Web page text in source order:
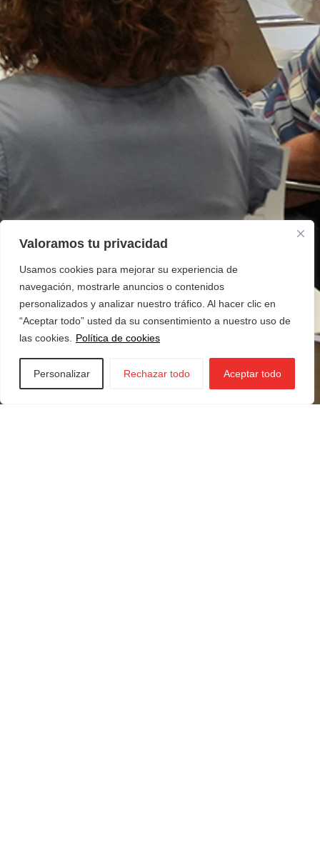
Valoramos tu privacidad
Usamos cookies para mejorar su experiencia de
navegación, mostrarle anuncios o contenidos
personalizados y analizar nuestro tráfico. Al hacer clic en
“Aceptar todo” usted da su consentimiento a nuestro uso de
las cookies.
Política de cookies
Personalizar Rechazar todo Aceptar todo